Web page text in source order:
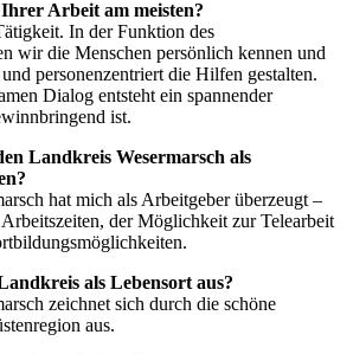
Arbeit am meisten?
In der Funktion des
wir die Menschen persönlich kennen und
personenzentriert die Hilfen gestalten.
Dialog entsteht ein spannender
ist.
Landkreis Wesermarsch als
hat mich als Arbeitgeber überzeugt –
der Möglichkeit zur Telearbeit
als Lebensort aus?
zeichnet sich durch die schöne
aus.